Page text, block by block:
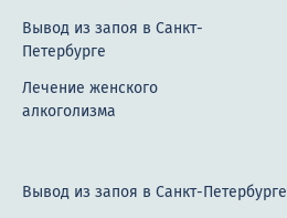
Вывод из запоя в Санкт-
Петербурге
Лечение женского
алкоголизма
Вывод из запоя в Санкт-Петербурге